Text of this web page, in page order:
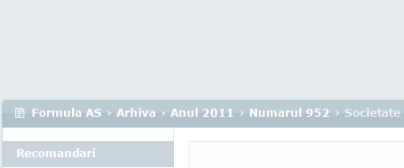
Formula AS › Arhiva › Anul 2011 › Numarul 952 › Societate
Recomandari